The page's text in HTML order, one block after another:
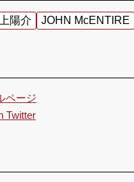
陽介 JOHN McENTIRE
ページ
Twitter